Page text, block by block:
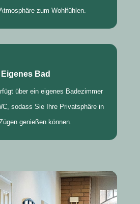
zum Wohlfühlen.
Eigenes Bad
über ein eigenes Badezimmer
sodass Sie Ihre Privatsphäre in
genießen können.